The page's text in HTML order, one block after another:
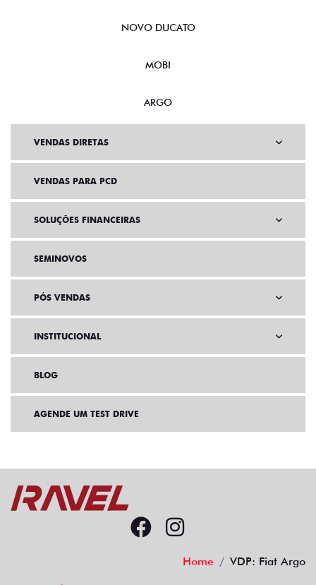
NOVO DUCATO
MOBI
ARGO
VENDAS DIRETAS
VENDAS PARA PCD
SOLUÇÕES FINANCEIRAS
SEMINOVOS
PÓS VENDAS
INSTITUCIONAL
BLOG
AGENDE UM TEST DRIVE
Home VDP: Fiat Argo